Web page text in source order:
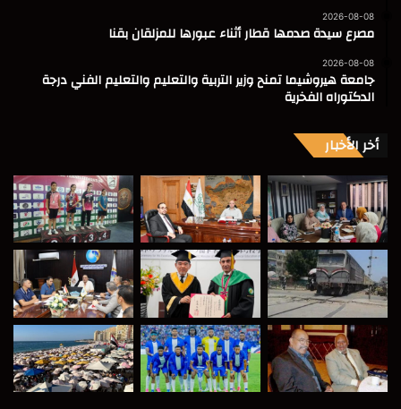
2026-08-08
مصرع سيدة صدمها قطار أثناء عبورها للمزلقان بقنا
2026-08-08
جامعة هيروشيما تمنح وزير التربية والتعليم والتعليم الفني درجة
الدكتوراه الفخرية
أخر الأخبار